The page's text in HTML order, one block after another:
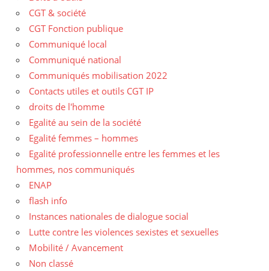
CGT & société
CGT Fonction publique
Communiqué local
Communiqué national
Communiqués mobilisation 2022
Contacts utiles et outils CGT IP
droits de l'homme
Egalité au sein de la société
Egalité femmes – hommes
Egalité professionnelle entre les femmes et les
hommes, nos communiqués
ENAP
flash info
Instances nationales de dialogue social
Lutte contre les violences sexistes et sexuelles
Mobilité / Avancement
Non classé